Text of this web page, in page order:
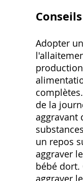
Adopter
de la
aggravant
un repos
aggraver
bébé
aggraver